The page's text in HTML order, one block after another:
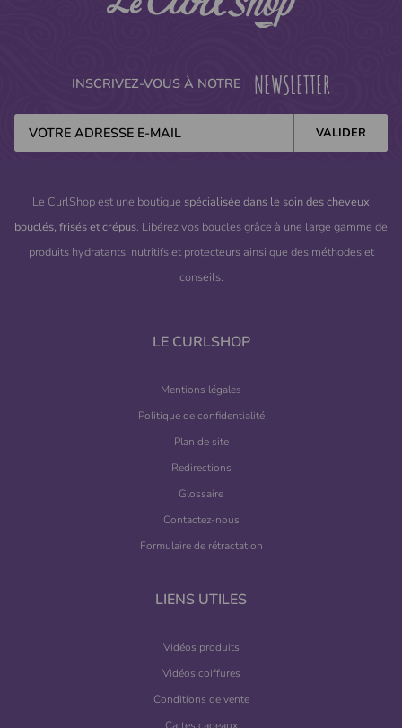
INSCRIVEZ-VOUS À NOTRE NEWSLETTER
Le CurlShop est une boutique spécialisée dans le soin des cheveux
bouclés, frisés et crépus. Libérez vos boucles grâce à une large gamme de
produits hydratants, nutritifs et protecteurs ainsi que des méthodes et
conseils.
LE CURLSHOP
Mentions légales
Politique de confidentialité
Plan de site
Redirections
Glossaire
Contactez-nous
Formulaire de rétractation
LIENS UTILES
Vidéos produits
Vidéos coiffures
Conditions de vente
Cartes cadeaux